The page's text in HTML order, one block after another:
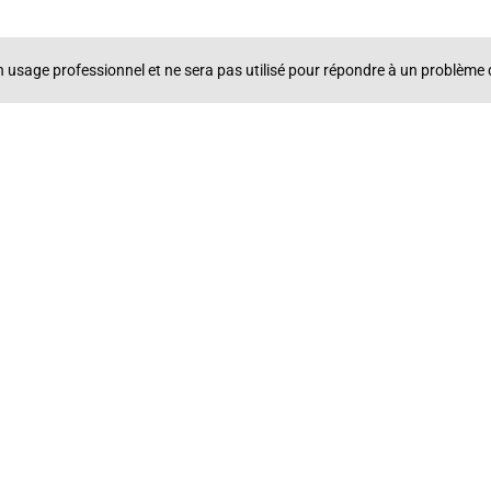
usage professionnel et ne sera pas utilisé pour répondre à un